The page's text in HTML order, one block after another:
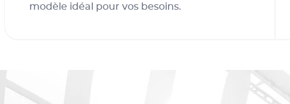
modèle idéal pour vos besoins.